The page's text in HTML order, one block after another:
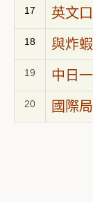
17 英文
18 與炸
19 中日
20 國際